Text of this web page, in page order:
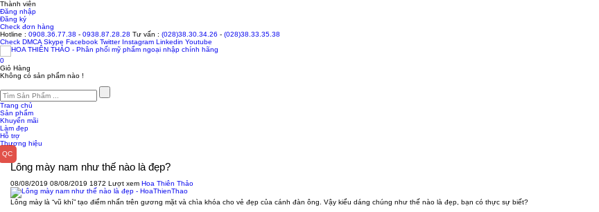
Thành viên
Đăng nhập
Đăng ký
Check đơn hàng
Hotline : 0908.36.77.38 - 0938.87.28.28 Tư vấn : (028)38.30.34.26 - (028)38.33.35.38
Check DMCA Skype Facebook Twitter Instagram Linkedin Youtube
0
Giỏ Hàng
Không có sản phẩm nào !
Trang chủ
Sản phẩm
Khuyến mãi
Làm đẹp
Hỗ trợ
Thương hiệu
Lông mày nam như thế nào là đẹp?
08/08/2019 08/08/2019 1872 Lượt xem Hoa Thiên Thảo
Lông mày là “vũ khí” tạo điểm nhấn trên gương mặt và chìa khóa cho vẻ đẹp của cánh đàn ông. Vậy kiểu dáng chúng như thế nào là đẹp, bạn có thực sự biết?